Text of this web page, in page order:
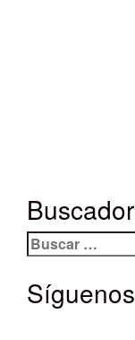
Buscar:
Síguenos